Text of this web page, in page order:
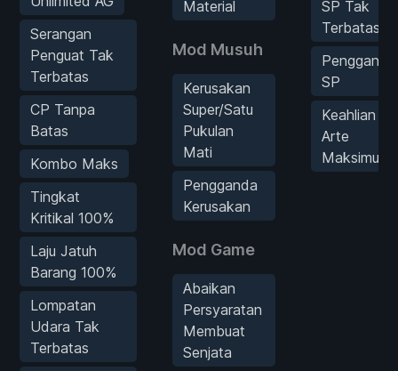
Serangan
Penguat Tak
Terbatas
CP Tanpa
Batas
Kombo Maks
Tingkat
Kritikal 100%
Laju Jatuh
Barang 100%
Lompatan
Udara Tak
Terbatas
Material
Mod Musuh
Kerusakan
Super/Satu
Pukulan
Mati
Pengganda
Kerusakan
Mod Game
Abaikan
Persyaratan
Membuat
Senjata
SP Tak
Terbatas
Pengganda
SP
Keahlian
Arte
Maksimum